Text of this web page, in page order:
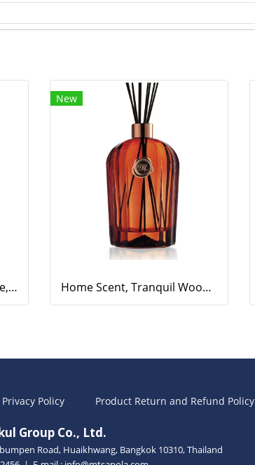
Home Scent, Lucent Breeze, 500ml.
New
Home Scent, Tranquil Woods, 500ml.
Privacy Policy Product Return and Refund Policy
Group Co., Ltd.
Road, Huaikhwang, Bangkok 10310, Thailand